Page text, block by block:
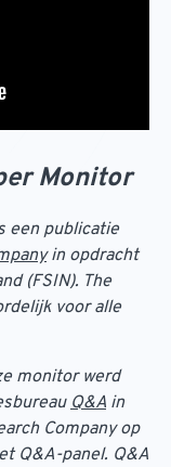
Monitor
een publicatie
in opdracht
(FSIN). The
voor alle
monitor werd
Q&A in
Company op
Q&A-panel. Q&A